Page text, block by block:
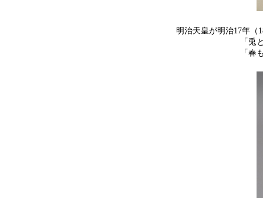
明治天皇が明治17年（
「兎
「春